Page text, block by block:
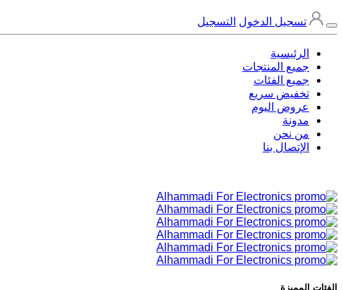
تسجيل الدخول التسجيل
الرئيسية
جميع المنتجات
جميع الفئات
تخفيض سريع
عروض اليوم
مدونة
من نحن
الإتصال بنا
الفئات المميزة